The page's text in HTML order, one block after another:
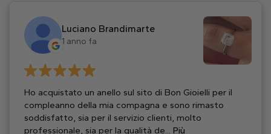
Luciano Brandimarte
1 anno fa
Ho acquistato un anello sul sito di Bon Gioielli per il
compleanno della mia compagna e sono rimasto
soddisfatto, sia per il servizio clienti, molto
professionale, sia per la qualità de... Più